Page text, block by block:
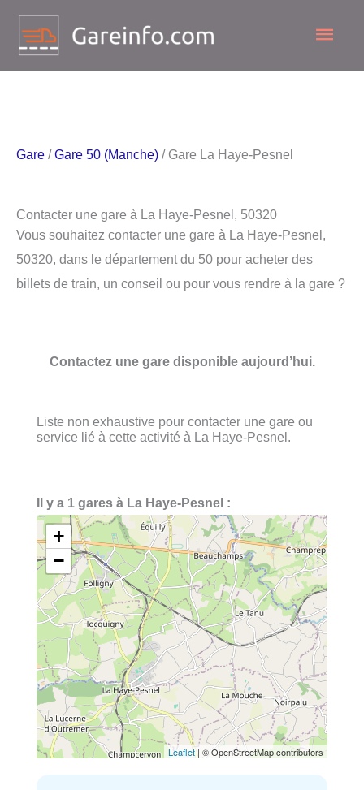
contenu
Gare /Gare 50 (Manche) / Gare La Haye-Pesnel
Contacter une gare à La Haye-Pesnel, 50320
Vous souhaitez contacter une gare à La Haye-Pesnel,
50320, dans le département du 50 pour acheter des
billets de train, un conseil ou pour vous rendre à la gare ?
Contactez une gare disponible aujourd’hui.
Liste non exhaustive pour contacter une gare ou
service lié à cette activité à La Haye-Pesnel.
Il y a 1 gares à La Haye-Pesnel :
+
−
Leaflet| © OpenStreetMap contributors